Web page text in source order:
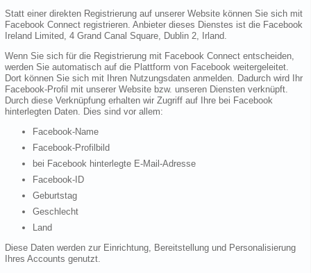
Statt einer direkten Registrierung auf unserer Website können Sie sich mit
Facebook Connect registrieren. Anbieter dieses Dienstes ist die Facebook
Ireland Limited, 4 Grand Canal Square, Dublin 2, Irland.
Wenn Sie sich für die Registrierung mit Facebook Connect entscheiden,
werden Sie automatisch auf die Plattform von Facebook weitergeleitet.
Dort können Sie sich mit Ihren Nutzungsdaten anmelden. Dadurch wird Ihr
Facebook-Profil mit unserer Website bzw. unseren Diensten verknüpft.
Durch diese Verknüpfung erhalten wir Zugriff auf Ihre bei Facebook
hinterlegten Daten. Dies sind vor allem:
Facebook-Name
Facebook-Profilbild
bei Facebook hinterlegte E-Mail-Adresse
Facebook-ID
Geburtstag
Geschlecht
Land
Diese Daten werden zur Einrichtung, Bereitstellung und Personalisierung
Ihres Accounts genutzt.